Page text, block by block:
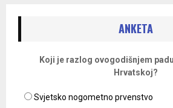
ANKETA
Koji je razlog ovogodišnjem
Hrvatskoj?
Svjetsko nogometno prvenstvo